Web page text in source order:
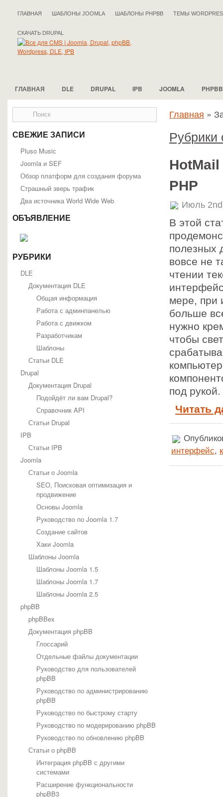
ГЛАВНАЯ ШАБЛОНЫ JOOMLA ШАБЛОНЫ PHPBB ТЕМЫ
СКАЧАТЬ DRUPAL
ГЛАВНАЯ DLE DRUPAL IPB JOOMLA PHPBB
СВЕЖИЕ ЗАПИСИ
Pluso Musiс
Joomla и SEF
Обзор платформ для создания форума
Страшный зверь трафик
Два источника World Wide Web
ОБЪЯВЛЕНИЕ
РУБРИКИ
DLE
Документация DLE
Общая информация
Работа с админпанелью
Работа с движком
Разработчикам
Шаблоны
Статьи DLE
Drupal
Документация Drupal
Подойдёт ли вам Drupal?
Справочник API
Статьи Drupal
IPB
Статьи IPB
Joomla
Статьи о Joomla
SEO, Поисковая оптимизация и
продвижение
Основы Joomla
Руководство по Joomla 1.7
Создание сайтов
Хаки Joomla
Шаблоны Joomla
Шаблоны Joomla 1.5
Шаблоны Joomla 1.7
Шаблоны Joomla 2.5
phpBB
phpBBex
Документация phpBB
Глоссарий
Отдельные файлы документации
Руководство для пользователей
phpBB
Руководство по администрированию
phpBB
Руководство по быстрому старту
Руководство по модерированию phpBB
Руководство по обновлению phpBB
Статьи о phpBB
Интеграция phpBB с другими
системами
Расширение функциональности
phpBB3
Главная »
Рубрики
PHP
Июль
В этой
полезных
вовсе не
чтении
мере, при
больше
нужно
чтобы
под рукой.
Читать
интерфейс,